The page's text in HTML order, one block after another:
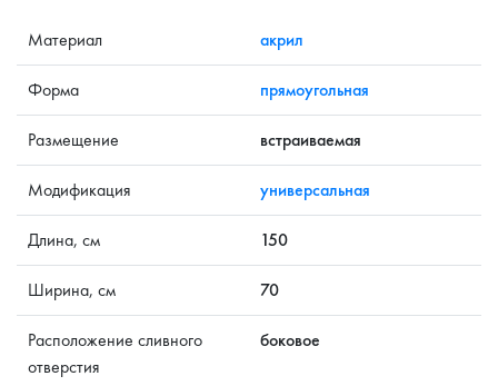
Материал акрил
Форма прямоугольная
Размещение встраиваемая
Модификация универсальная
Длина, см 150
Ширина, см 70
Расположение сливного
отверстия
боковое